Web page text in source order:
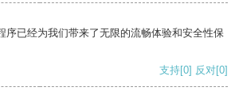
序已经为我们带来了无限的流畅体验和安全性保
支持[0] 反对[0]